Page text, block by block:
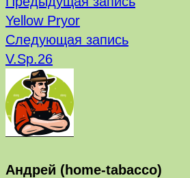
Навигация
по
записям
Yellow Pryor
Следующая запись
V.Sp.26
Андрей (home-tabacco)